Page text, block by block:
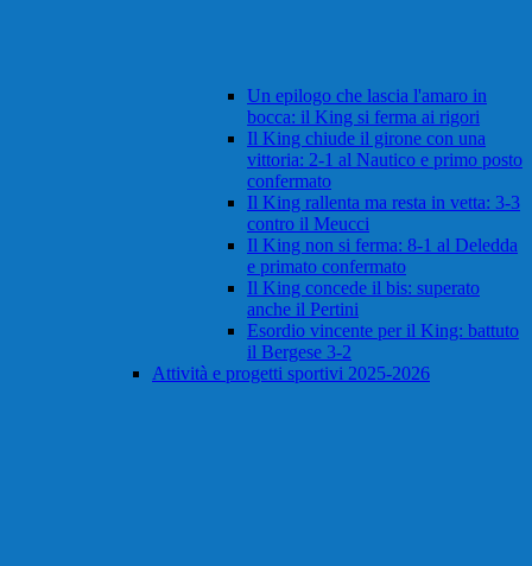
Un epilogo che lascia l'amaro in
bocca: il King si ferma ai rigori
Il King chiude il girone con una
vittoria: 2-1 al Nautico e primo posto
confermato
Il King rallenta ma resta in vetta: 3-3
contro il Meucci
Il King non si ferma: 8-1 al Deledda
e primato confermato
Il King concede il bis: superato
anche il Pertini
Esordio vincente per il King: battuto
il Bergese 3-2
Attività e progetti sportivi 2025-2026